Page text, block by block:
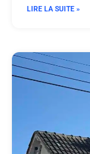
LIRE LA SUITE »